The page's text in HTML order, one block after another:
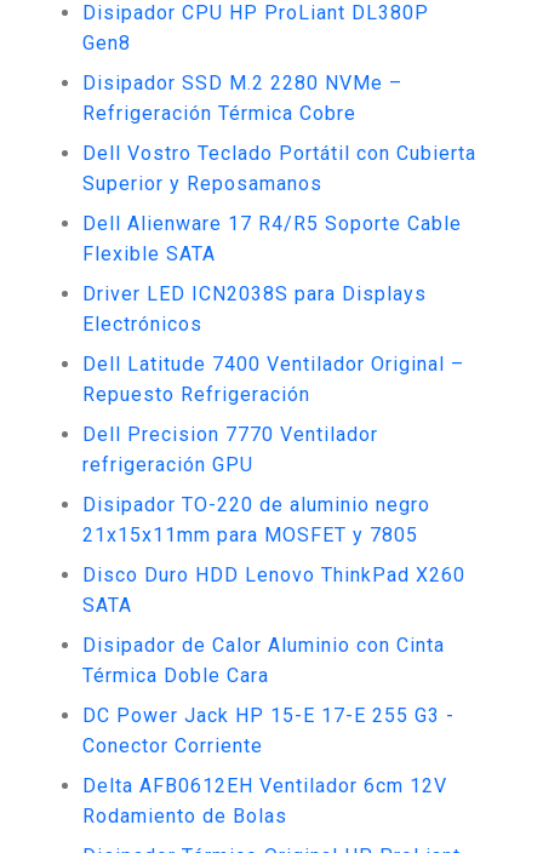
Disipador CPU HP ProLiant DL380P
Gen8
Disipador SSD M.2 2280 NVMe –
Refrigeración Térmica Cobre
Dell Vostro Teclado Portátil con Cubierta
Superior y Reposamanos
Dell Alienware 17 R4/R5 Soporte Cable
Flexible SATA
Driver LED ICN2038S para Displays
Electrónicos
Dell Latitude 7400 Ventilador Original –
Repuesto Refrigeración
Dell Precision 7770 Ventilador
refrigeración GPU
Disipador TO-220 de aluminio negro
21x15x11mm para MOSFET y 7805
Disco Duro HDD Lenovo ThinkPad X260
SATA
Disipador de Calor Aluminio con Cinta
Térmica Doble Cara
DC Power Jack HP 15-E 17-E 255 G3 -
Conector Corriente
Delta AFB0612EH Ventilador 6cm 12V
Rodamiento de Bolas